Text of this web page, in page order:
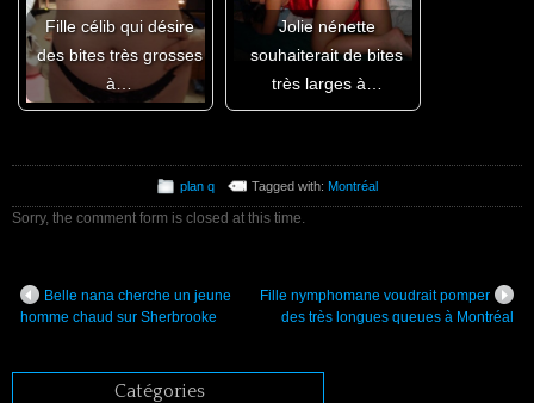
Fille célib qui désire
des bites très grosses
à…
Jolie nénette
souhaiterait de bites
très larges à…
plan q Tagged with: Montréal
Sorry, the comment form is closed at this time.
Belle nana cherche un jeune
homme chaud sur Sherbrooke
Fille nymphomane voudrait pomper
des très longues queues à Montréal
Catégories